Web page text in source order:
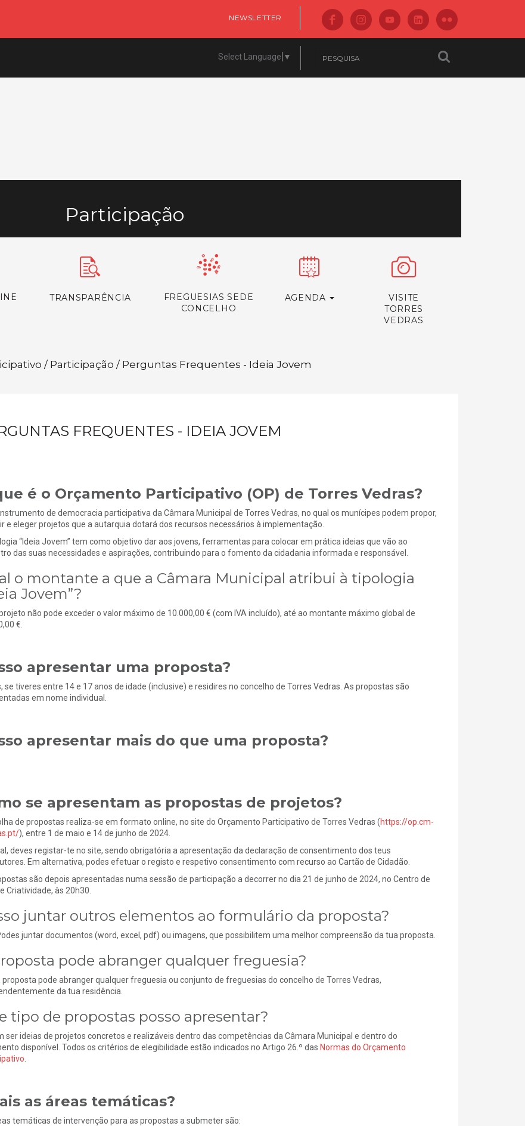
NEWSLETTER
Select Language ▼
Participação
TRANSPARÊNCIA
FREGUESIAS SEDE
CONCELHO
AGENDA
VISITE
TORRES
VEDRAS
/ Participação / Perguntas Frequentes - Ideia Jovem
FREQUENTES - IDEIA JOVEM
é o Orçamento Participativo (OP) de Torres Vedras?
de democracia participativa da Câmara Municipal de Torres Vedras, no qual os munícipes podem propor,
e eleger projetos que a autarquia dotará dos recursos necessários à implementação.
“Ideia Jovem” tem como objetivo dar aos jovens, ferramentas para colocar em prática ideias que vão ao
das suas necessidades e aspirações, contribuindo para o fomento da cidadania informada e responsável.
o montante a que a Câmara Municipal atribui à tipologia
Jovem”?
não pode exceder o valor máximo de 10.000,00 € (com IVA incluído), até ao montante máximo global de
€.
apresentar uma proposta?
se tiveres entre 14 e 17 anos de idade (inclusive) e residires no concelho de Torres Vedras. As propostas são
em nome individual.
apresentar mais do que uma proposta?
se apresentam as propostas de projetos?
de propostas realiza-se em formato online, no site do Orçamento Participativo de Torres Vedras (https://op.cm-
), entre 1 de maio e 14 de junho de 2024.
deves registar-te no site, sendo obrigatória a apresentação da declaração de consentimento dos teus
Em alternativa, podes efetuar o registo e respetivo consentimento com recurso ao Cartão de Cidadão.
são depois apresentadas numa sessão de participação a decorrer no dia 21 de junho de 2024, no Centro de
Criatividade, às 20h30.
juntar outros elementos ao formulário da proposta?
juntar documentos (word, excel, pdf) ou imagens, que possibilitem uma melhor compreensão da tua proposta.
pode abranger qualquer freguesia?
proposta pode abranger qualquer freguesia ou conjunto de freguesias do concelho de Torres Vedras,
da tua residência.
tipo de propostas posso apresentar?
ser ideias de projetos concretos e realizáveis dentro das competências da Câmara Municipal e dentro do
disponível. Todos os critérios de elegibilidade estão indicados no Artigo 26.º das Normas do Orçamento
as áreas temáticas?
temáticas de intervenção para as propostas a submeter são: